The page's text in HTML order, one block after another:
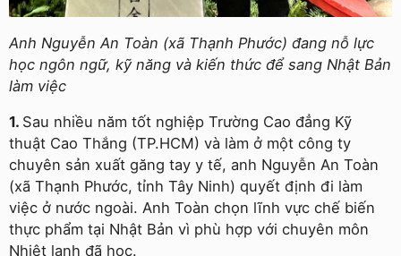
Anh Nguyễn An Toàn (xã Thạnh Phước) đang nỗ lực
học ngôn ngữ, kỹ năng và kiến thức để sang Nhật Bản
làm việc
1. Sau nhiều năm tốt nghiệp Trường Cao đẳng Kỹ
thuật Cao Thắng (TP.HCM) và làm ở một công ty
chuyên sản xuất găng tay y tế, anh Nguyễn An Toàn
(xã Thạnh Phước, tỉnh Tây Ninh) quyết định đi làm
việc ở nước ngoài. Anh Toàn chọn lĩnh vực chế biến
thực phẩm tại Nhật Bản vì phù hợp với chuyên môn
Nhiệt lạnh đã học.